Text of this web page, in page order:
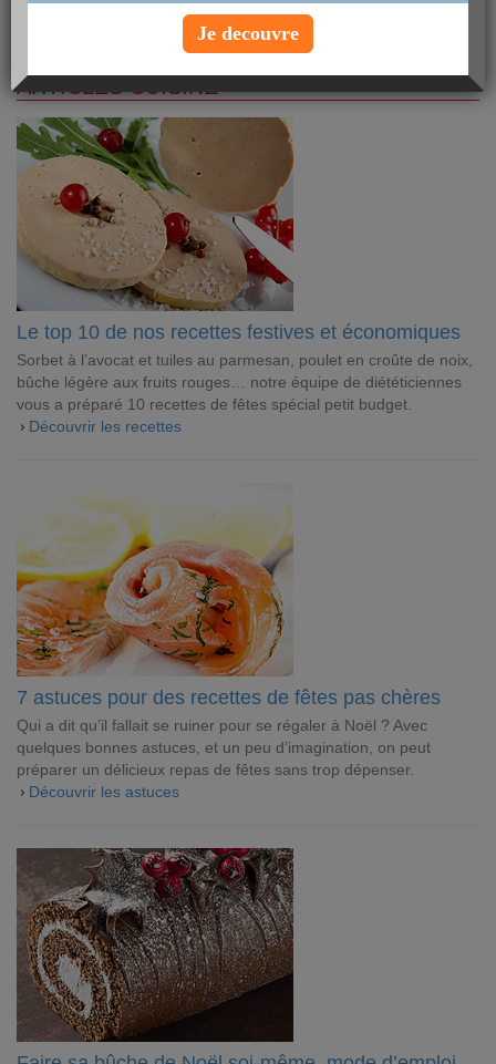
Nouvel An ? Découvrez nos astuces et nos recettes pour régaler
vos convives sans faire exploser votre porte-monnaie !
ARTICLES CUISINE
Le top 10 de nos recettes festives et économiques
Sorbet à l’avocat et tuiles au parmesan, poulet en croûte de noix,
bûche légère aux fruits rouges… notre équipe de diététiciennes
vous a préparé 10 recettes de fêtes spécial petit budget.
Découvrir les recettes
7 astuces pour des recettes de fêtes pas chères
Qui a dit qu’il fallait se ruiner pour se régaler à Noël ? Avec
quelques bonnes astuces, et un peu d’imagination, on peut
préparer un délicieux repas de fêtes sans trop dépenser.
Découvrir les astuces
Je decouvre